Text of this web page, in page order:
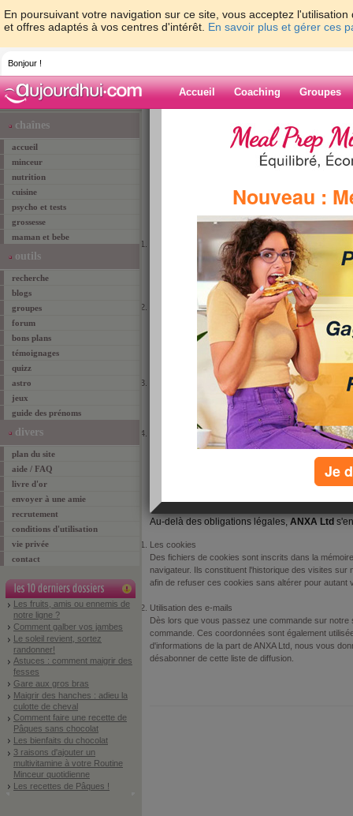
En poursuivant votre navigation sur ce site, vous acceptez
et offres adaptés à vos centres d'intérêt. En savoir plus et gérer ces
Bonjour !
Accueil Coaching Groupes
chaînes
accueil
minceur
nutrition
cuisine
psycho et tests
grossesse
maman et bebe
outils
recherche
blogs
groupes
forum
bons plans
témoignages
quizz
astro
jeux
guide des prénoms
divers
plan du site
aide / FAQ
livre d'or
envoyer à une amie
recrutement
conditions d'utilisation
vie privée
contact
Les fruits, amis ou ennemis de
notre ligne ?
Comment galber vos jambes
Le soleil revient, sortez
randonner!
Astuces : comment maigrir des
fesses
Gare aux gros bras
Maigrir des hanches : adieu la
culotte de cheval
Comment faire une recette de
Pâques sans chocolat
Les bienfaits du chocolat
3 raisons d'ajouter un
multivitamine à votre Routine
Minceur quotidienne
Les recettes de Pâques !
PARTIE
applique strictement la loi 78-17
déontologiques qui en découlent quant aux
d'une commande passée sur notre site Internet.
Transmission des données personnelles à des tiers
Les Données Personnelles recueillies lors de la
programme minceur sont utilisées aux fins de
vos Données Personnelles ne sont pas transmises
Droit d'accès et de rectification des données
Comme prévu par l'article 34 de la loi "
suppression des données qui vous concernent.
Aujourdhui.com / Anxa, Buro Club, 543 Rue de
depuis un poste fixe en France métropolitaine
Déclaration à la CNIL
La collecte et le traitement automatisé
par la CNIL.(CNIL No 1787863 et RCS
Désinscription.
Vous avez la possibilité de vous désabonner à tout
04 30, prix d'un appel local depuis un poste fixe en
AU-DELÀ DES
Au-delà des obligations légales, ANXA Ltd
Les cookies
Des fichiers de cookies sont inscrits dans la
navigateur. Ils constituent l'historique des visites
afin de refuser ces cookies sans altérer pour autant
Utilisation des e-mails
Dès lors que vous passez une commande sur
commande. Ces coordonnées sont également
d'informations de la part de ANXA Ltd, nous vous
désabonner de cette liste de diffusion.
Nouveau :
Je